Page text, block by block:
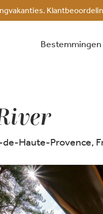
Bestemmingen
Haute-Provence,